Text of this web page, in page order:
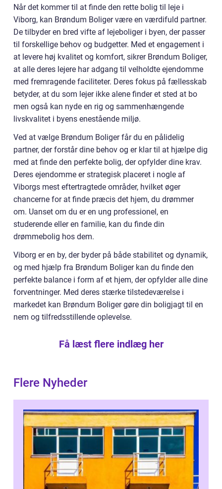
Når det kommer til at finde den rette bolig til leje i
Viborg, kan Brøndum Boliger være en værdifuld partner.
De tilbyder en bred vifte af lejeboliger i byen, der passer
til forskellige behov og budgetter. Med et engagement i
at levere høj kvalitet og komfort, sikrer Brøndum Boliger,
at alle deres lejere har adgang til velholdte ejendomme
med fremragende faciliteter. Deres fokus på fællesskab
betyder, at du som lejer ikke alene finder et sted at bo
men også kan nyde en rig og sammenhængende
livskvalitet i byens enestående miljø.
Ved at vælge Brøndum Boliger får du en pålidelig
partner, der forstår dine behov og er klar til at hjælpe dig
med at finde den perfekte bolig, der opfylder dine krav.
Deres ejendomme er strategisk placeret i nogle af
Viborgs mest eftertragtede områder, hvilket øger
chancerne for at finde præcis det hjem, du drømmer
om. Uanset om du er en ung professionel, en
studerende eller en familie, kan du finde din
drømmebolig hos dem.
Viborg er en by, der byder på både stabilitet og dynamik,
og med hjælp fra Brøndum Boliger kan du finde den
perfekte balance i form af et hjem, der opfylder alle dine
forventninger. Med deres stærke tilstedeværelse i
markedet kan Brøndum Boliger gøre din boligjagt til en
nem og tilfredsstillende oplevelse.
Få læst flere indlæg her
Flere Nyheder